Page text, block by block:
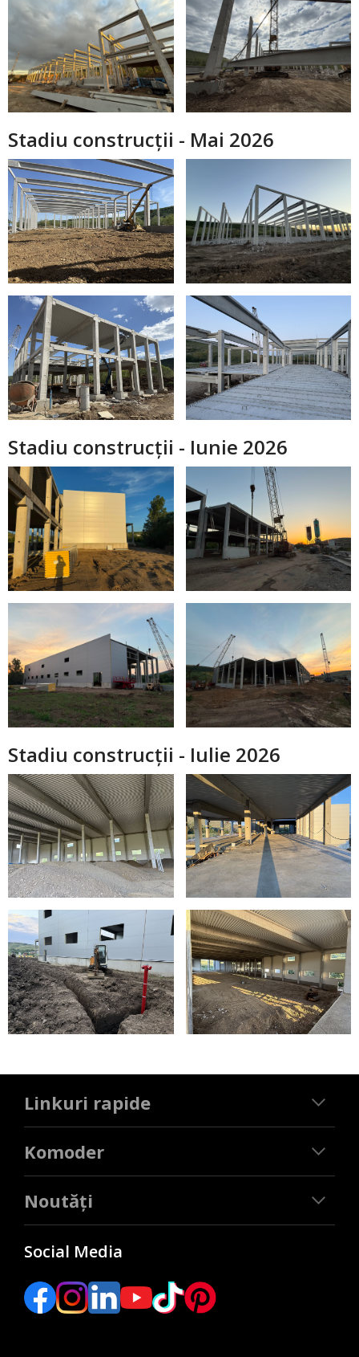
Stadiu construcții - Mai 2026
Stadiu construcții - Iunie 2026
Stadiu construcții - Iulie 2026
Linkuri rapide
Komoder
Noutăți
Social Media